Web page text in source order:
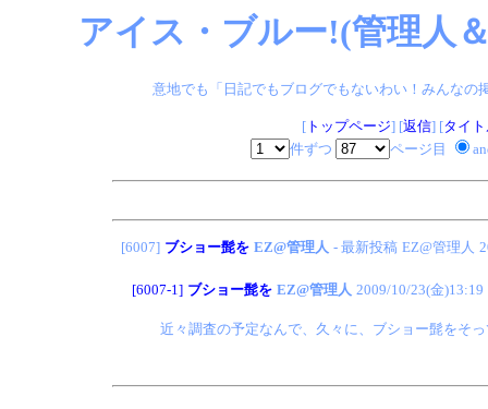
アイス・ブルー!(管理人
意地でも「日記でもブログでもないわい！みんなの
[トップページ] [返信] [タイ
件ずつ
ページ目
[6007] ブショー髭を EZ@管理人 - 最新投稿 EZ@管理人
[6007-1] ブショー髭を EZ@管理人 2009/10/23(金)13:19
近々調査の予定なんで、久々に、ブショー髭をそ